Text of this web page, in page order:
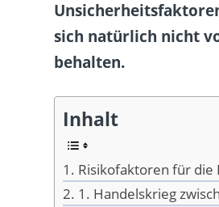
sich natürlich nicht
behalten.
Inhalt
Risikofaktoren für die
1. Handelskrieg